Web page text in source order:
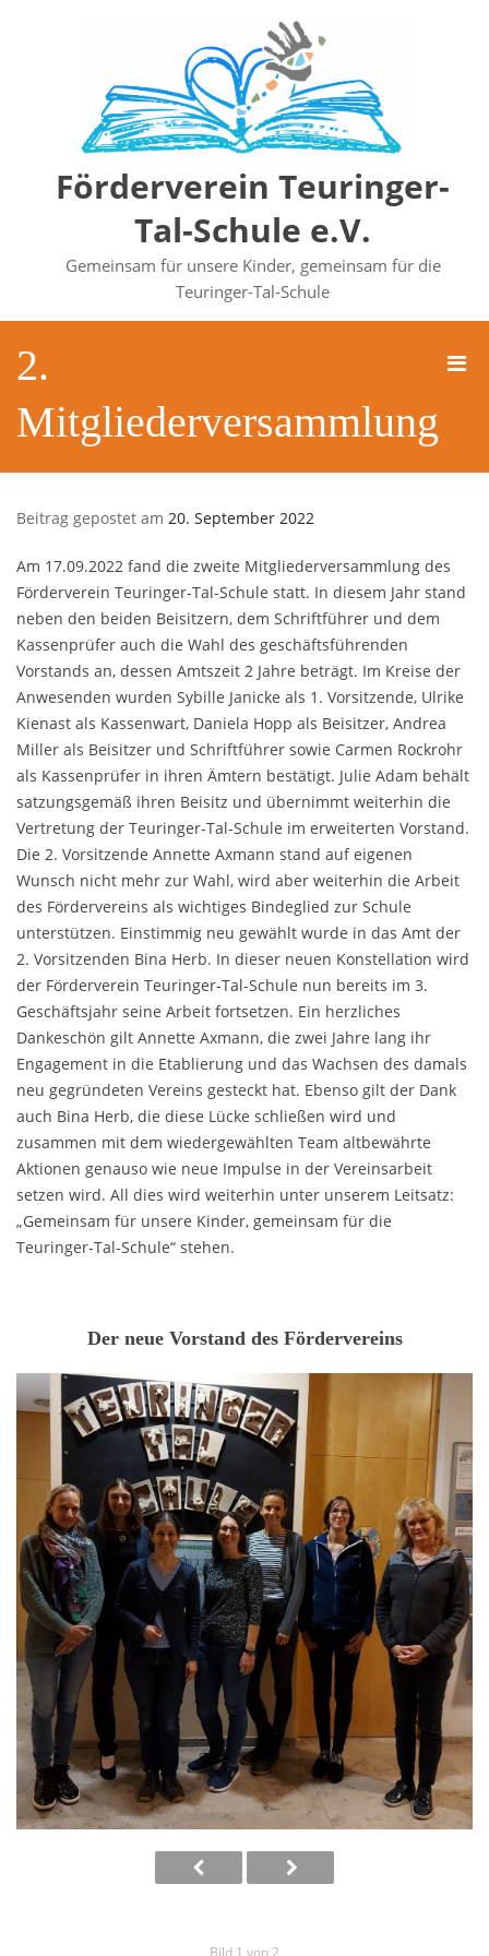
Förderverein Teuringer-
Tal-Schule e.V.
Gemeinsam für unsere Kinder, gemeinsam für die
Teuringer-Tal-Schule
2.
Mitgliederversammlung
Beitrag gepostet am 20. September 2022
Am 17.09.2022 fand die zweite Mitgliederversammlung des
Förderverein Teuringer-Tal-Schule statt. In diesem Jahr stand
neben den beiden Beisitzern, dem Schriftführer und dem
Kassenprüfer auch die Wahl des geschäftsführenden
Vorstands an, dessen Amtszeit 2 Jahre beträgt. Im Kreise der
Anwesenden wurden Sybille Janicke als 1. Vorsitzende, Ulrike
Kienast als Kassenwart, Daniela Hopp als Beisitzer, Andrea
Miller als Beisitzer und Schriftführer sowie Carmen Rockrohr
als Kassenprüfer in ihren Ämtern bestätigt. Julie Adam behält
satzungsgemäß ihren Beisitz und übernimmt weiterhin die
Vertretung der Teuringer-Tal-Schule im erweiterten Vorstand.
Die 2. Vorsitzende Annette Axmann stand auf eigenen
Wunsch nicht mehr zur Wahl, wird aber weiterhin die Arbeit
des Fördervereins als wichtiges Bindeglied zur Schule
unterstützen. Einstimmig neu gewählt wurde in das Amt der
2. Vorsitzenden Bina Herb. In dieser neuen Konstellation wird
der Förderverein Teuringer-Tal-Schule nun bereits im 3.
Geschäftsjahr seine Arbeit fortsetzen. Ein herzliches
Dankeschön gilt Annette Axmann, die zwei Jahre lang ihr
Engagement in die Etablierung und das Wachsen des damals
neu gegründeten Vereins gesteckt hat. Ebenso gilt der Dank
auch Bina Herb, die diese Lücke schließen wird und
zusammen mit dem wiedergewählten Team altbewährte
Aktionen genauso wie neue Impulse in der Vereinsarbeit
setzen wird. All dies wird weiterhin unter unserem Leitsatz:
„Gemeinsam für unsere Kinder, gemeinsam für die
Teuringer-Tal-Schule“ stehen.
Der neue Vorstand des Fördervereins